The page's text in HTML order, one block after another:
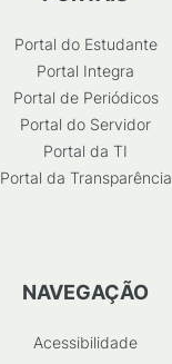
Portal do Estudante
Portal Integra
Portal de Periódicos
Portal do Servidor
Portal da TI
Portal da Transparência
NAVEGAÇÃO
Acessibilidade